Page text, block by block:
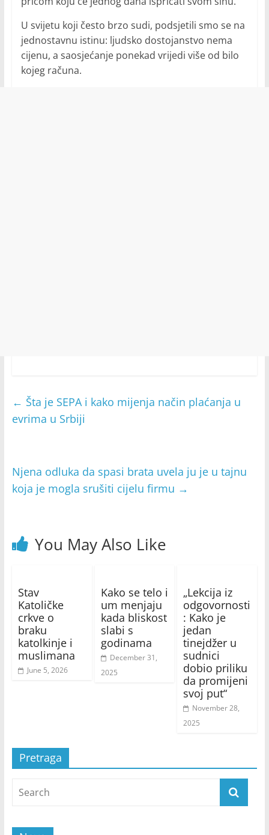
U svijetu koji često brzo sudi, podsjetili smo se na
jednostavnu istinu: ljudsko dostojanstvo nema
cijenu, a saosjećanje ponekad vrijedi više od bilo
kojeg računa.
← Šta je SEPA i kako mijenja način plaćanja u
evrima u Srbiji
Njena odluka da spasi brata uvela ju je u tajnu
koja je mogla srušiti cijelu firmu →
You May Also Like
Stav
Katoličke
crkve o
braku
katolkinje i
muslimana
June 5, 2026
Kako se telo i
um menjaju
kada bliskost
slabi s
godinama
December 31,
2025
„Lekcija iz
odgovornosti
: Kako je
jedan
tinejdžer u
sudnici
dobio priliku
da promijeni
svoj put“
November 28,
2025
Pretraga